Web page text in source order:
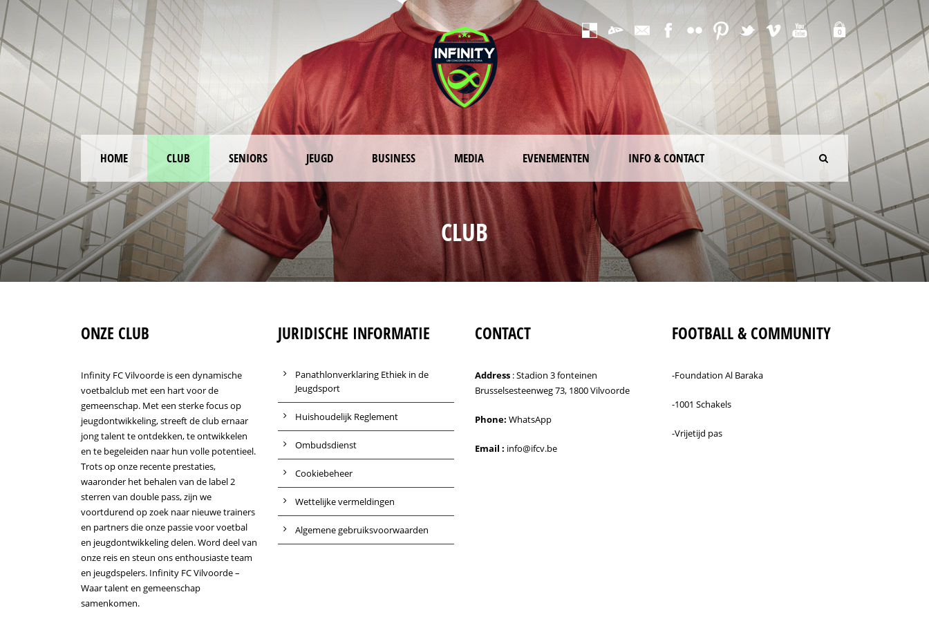
0
HOME CLUB SENIORS JEUGD BUSINESS MEDIA EVENEMENTEN INFO & CONTACT
CLUB
ONZE CLUB
Infinity FC Vilvoorde is een dynamische
voetbalclub met een hart voor de
gemeenschap. Met een sterke focus op
jeugdontwikkeling, streeft de club ernaar
jong talent te ontdekken, te ontwikkelen
en te begeleiden naar hun volle potentieel.
Trots op onze recente prestaties,
waaronder het behalen van de label 2
sterren van double pass, zijn we
voortdurend op zoek naar nieuwe trainers
en partners die onze passie voor voetbal
en jeugdontwikkeling delen. Word deel van
onze reis en steun ons enthousiaste team
en jeugdspelers. Infinity FC Vilvoorde –
Waar talent en gemeenschap
samenkomen.
JURIDISCHE INFORMATIE
Panathlonverklaring Ethiek in de
Jeugdsport
Huishoudelijk Reglement
Ombudsdienst
Cookiebeheer
Wettelijke vermeldingen
Algemene gebruiksvoorwaarden
CONTACT
Address : Stadion 3 fonteinen
Brusselsesteenweg 73, 1800 Vilvoorde
Phone: WhatsApp
Email : info@ifcv.be
FOOTBALL & COMMUNITY
-Foundation Al Baraka
-1001 Schakels
-Vrijetijd pas